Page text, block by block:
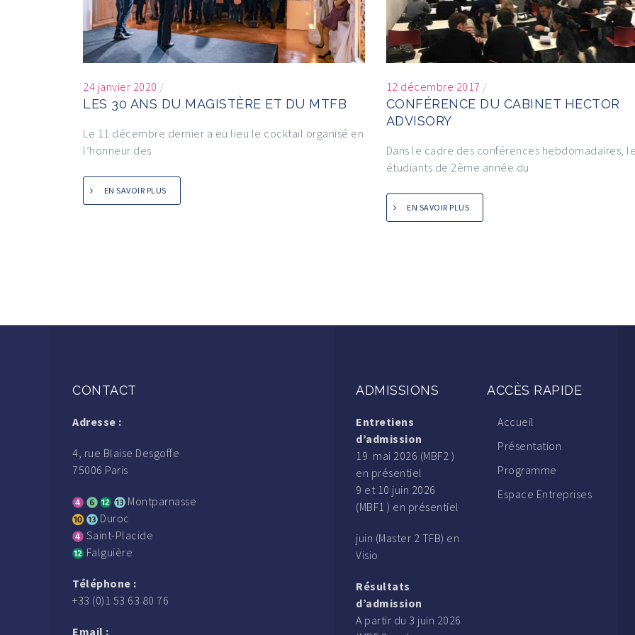
24 janvier 2020 /
LES 30 ANS DU MAGISTÈRE ET DU MTFB
Le 11 décembre dernier a eu lieu le cocktail organisé en
l’honneur des
EN SAVOIR PLUS
12 décembre 2017 /
CONFÉRENCE DU CABINET HECTOR
ADVISORY
Dans le cadre des conférences hebdomadaires,
étudiants de 2ème année du
EN SAVOIR PLUS
CONTACT
Adresse :
4, rue Blaise Desgoffe
75006 Paris
Montparnasse
Duroc
Saint-Placide
Falguière
Téléphone :
+33 (0)1 53 63 80 76
Email :
ADMISSIONS
Entretiens
d’admission
19 mai 2026 (MBF2 )
en présentiel
9 et 10 juin 2026
(MBF1 ) en présentiel
juin (Master 2 TFB) en
Visio
Résultats
d’admission
A partir du 3 juin 2026
ACCÈS RAPIDE
Accueil
Présentation
Programme
Espace Entreprises